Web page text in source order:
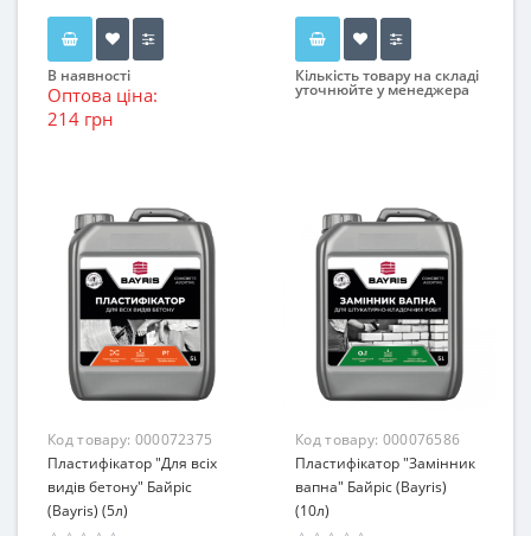
В наявності
Оптова ціна:
214 грн
Кількість товару на складі
уточнюйте у менеджера
Код товару: 000072375
Пластифікатор "Для всіх
видів бетону" Байріс
(Bayris) (5л)
Код товару: 000076586
Пластифікатор "Замінник
вапна" Байріс (Bayris)
(10л)